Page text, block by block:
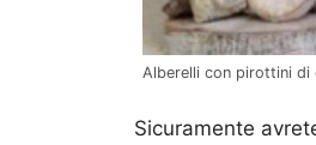
Alberelli con pirottini di
Sicuramente